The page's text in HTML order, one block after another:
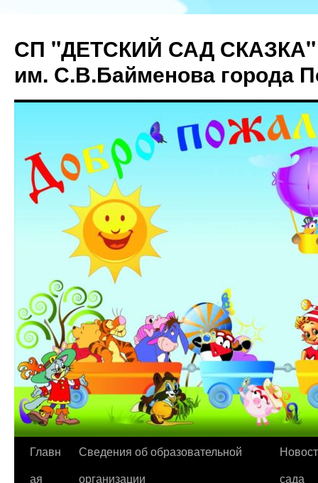
СП "ДЕТСКИЙ САД СКАЗКА"
им. С.В.Байменова города
Перейти
Главн
ая
Сведения об образовательной
организации
сада